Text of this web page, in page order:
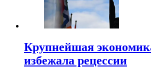
Крупнейшая
избежала рецессии